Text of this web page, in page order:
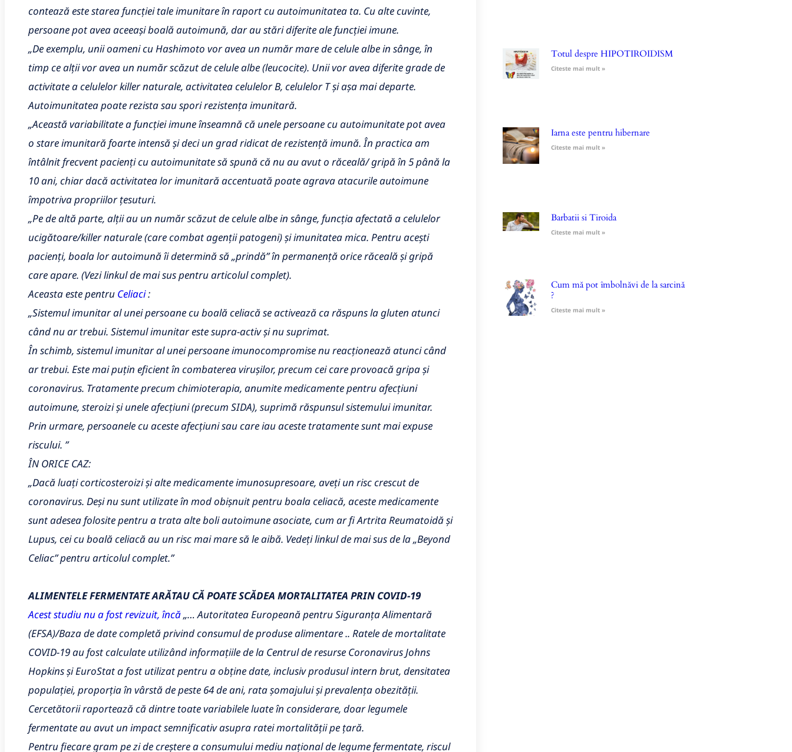
contează este starea funcției tale imunitare în raport cu autoimunitatea ta. Cu alte cuvinte,
persoane pot avea aceeași boală autoimună, dar au stări diferite ale funcției imune.
„De exemplu, unii oameni cu Hashimoto vor avea un număr mare de celule albe in sânge, în
timp ce alții vor avea un număr scăzut de celule albe (leucocite). Unii vor avea diferite grade de
activitate a celulelor killer naturale, activitatea celulelor B, celulelor T și așa mai departe.
Autoimunitatea poate rezista sau spori rezistența imunitară.
„Această variabilitate a funcției imune înseamnă că unele persoane cu autoimunitate pot avea
o stare imunitară foarte intensă și deci un grad ridicat de rezistență imună. În practica am
întâlnit frecvent pacienți cu autoimunitate să spună că nu au avut o răceală/ gripă în 5 până la
10 ani, chiar dacă activitatea lor imunitară accentuată poate agrava atacurile autoimune
împotriva propriilor țesuturi.
„Pe de altă parte, alții au un număr scăzut de celule albe in sânge, funcția afectată a celulelor
ucigătoare/killer naturale (care combat agenții patogeni) și imunitatea mica. Pentru acești
pacienți, boala lor autoimună îi determină să „prindă” în permanență orice răceală și gripă
care apare. (Vezi linkul de mai sus pentru articolul complet).
Aceasta este pentru Celiaci:
„Sistemul imunitar al unei persoane cu boală celiacă se activează ca răspuns la gluten atunci
când nu ar trebui. Sistemul imunitar este supra-activ și nu suprimat.
În schimb, sistemul imunitar al unei persoane imunocompromise nu reacționează atunci când
ar trebui. Este mai puțin eficient în combaterea virușilor, precum cei care provoacă gripa și
coronavirus. Tratamente precum chimioterapia, anumite medicamente pentru afecțiuni
autoimune, steroizi și unele afecțiuni (precum SIDA), suprimă răspunsul sistemului imunitar.
Prin urmare, persoanele cu aceste afecțiuni sau care iau aceste tratamente sunt mai expuse
riscului. ”
ÎN ORICE CAZ:
„Dacă luați corticosteroizi și alte medicamente imunosupresoare, aveți un risc crescut de
coronavirus. Deși nu sunt utilizate în mod obișnuit pentru boala celiacă, aceste medicamente
sunt adesea folosite pentru a trata alte boli autoimune asociate, cum ar fi Artrita Reumatoidă și
Lupus, cei cu boală celiacă au un risc mai mare să le aibă. Vedeți linkul de mai sus de la „Beyond
Celiac” pentru articolul complet.”
ALIMENTELE FERMENTATE ARĂTAU CĂ POATE SCĂDEA MORTALITATEA PRIN COVID-19
Acest studiu nu a fost revizuit, încă„… Autoritatea Europeană pentru Siguranța Alimentară
(EFSA)/Baza de date completă privind consumul de produse alimentare .. Ratele de mortalitate
COVID-19 au fost calculate utilizând informațiile de la Centrul de resurse Coronavirus Johns
Hopkins și EuroStat a fost utilizat pentru a obține date, inclusiv produsul intern brut, densitatea
populației, proporția în vârstă de peste 64 de ani, rata șomajului și prevalența obezității.
Cercetătorii raportează că dintre toate variabilele luate în considerare, doar legumele
fermentate au avut un impact semnificativ asupra ratei mortalității pe țară.
Pentru fiecare gram pe zi de creștere a consumului mediu național de legume fermentate, riscul
Totul despre HIPOTIROIDISM
Citeste mai mult »
Iarna este pentru hibernare
Citeste mai mult »
Barbatii si Tiroida
Citeste mai mult »
Cum mă pot îmbolnăvi de la sarcină
?
Citeste mai mult »